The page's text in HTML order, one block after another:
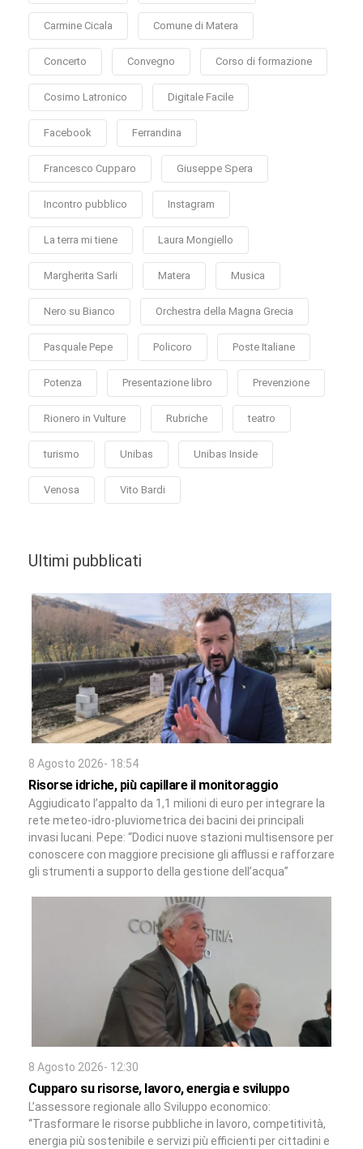
Carmine Cicala Comune di Matera
Concerto Convegno Corso di formazione
Cosimo Latronico Digitale Facile
Facebook Ferrandina
Francesco Cupparo Giuseppe Spera
Incontro pubblico Instagram
La terra mi tiene Laura Mongiello
Margherita Sarli Matera Musica
Nero su Bianco Orchestra della Magna Grecia
Pasquale Pepe Policoro Poste Italiane
Potenza Presentazione libro Prevenzione
Rionero in Vulture Rubriche teatro
turismo Unibas Unibas Inside
Venosa Vito Bardi
Ultimi pubblicati
8 Agosto 2026- 18:54
Risorse idriche, più capillare il monitoraggio
Aggiudicato l’appalto da 1,1 milioni di euro per integrare la
rete meteo-idro-pluviometrica dei bacini dei principali
invasi lucani. Pepe: “Dodici nuove stazioni multisensore per
conoscere con maggiore precisione gli afflussi e rafforzare
gli strumenti a supporto della gestione dell’acqua”
8 Agosto 2026- 12:30
Cupparo su risorse, lavoro, energia e sviluppo
L’assessore regionale allo Sviluppo economico:
“Trasformare le risorse pubbliche in lavoro, competitività,
energia più sostenibile e servizi più efficienti per cittadini e